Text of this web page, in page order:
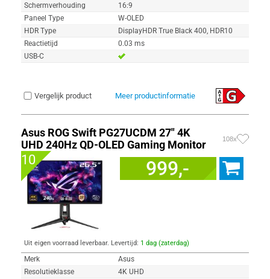
Schermverhouding
16:9
Paneel Type
W-OLED
HDR Type
DisplayHDR True Black 400, HDR10
Reactietijd
0.03 ms
USB-C
Vergelijk product Meer productinformatie
Asus ROG Swift PG27UCDM 27" 4K
UHD 240Hz QD-OLED Gaming Monitor
108x
10 999,-
Uit eigen voorraad leverbaar. Levertijd: 1 dag (zaterdag)
Merk
Asus
Resolutieklasse
4K UHD